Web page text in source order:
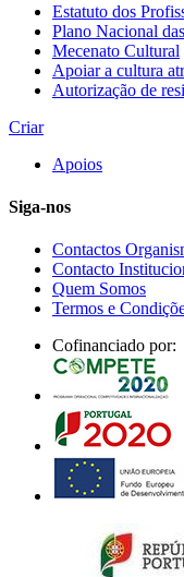
Estatuto dos
Plano Nacional
Mecenato Cultural
Apoiar a cultura
Autorização de
Criar
Apoios
Siga-nos
Contactos
Contacto
Quem Somos
Termos e
Cofinanciado por: